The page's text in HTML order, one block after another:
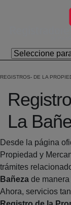
Salta al contingut
REGISTROS DE LA
La
Desde la página
Propiedad y
trámites
Bañeza de
Ahora, servicios